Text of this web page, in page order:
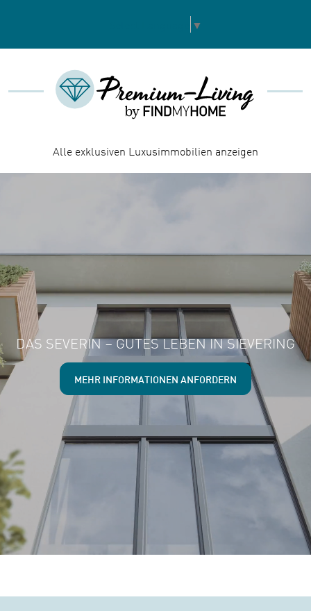
▼
Alle exklusiven Luxusimmobilien anzeigen
DAS SEVERIN – GUTES LEBEN IN SIEVERING
MEHR INFORMATIONEN ANFORDERN